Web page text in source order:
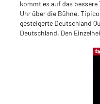
kommt es auf das
Uhr über die Bühne.
gesteigerte Deutschland
Deutschland. Den